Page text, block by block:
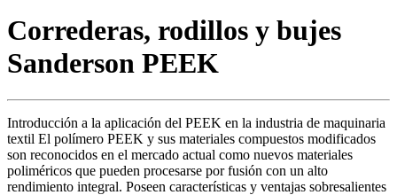
Correderas, rodillos y bujes
Sanderson PEEK
Introducción a la aplicación del PEEK en la industria de maquinaria
textil El polímero PEEK y sus materiales compuestos modificados
son reconocidos en el mercado actual como nuevos materiales
poliméricos que pueden procesarse por fusión con un alto
rendimiento integral. Poseen características y ventajas sobresalientes